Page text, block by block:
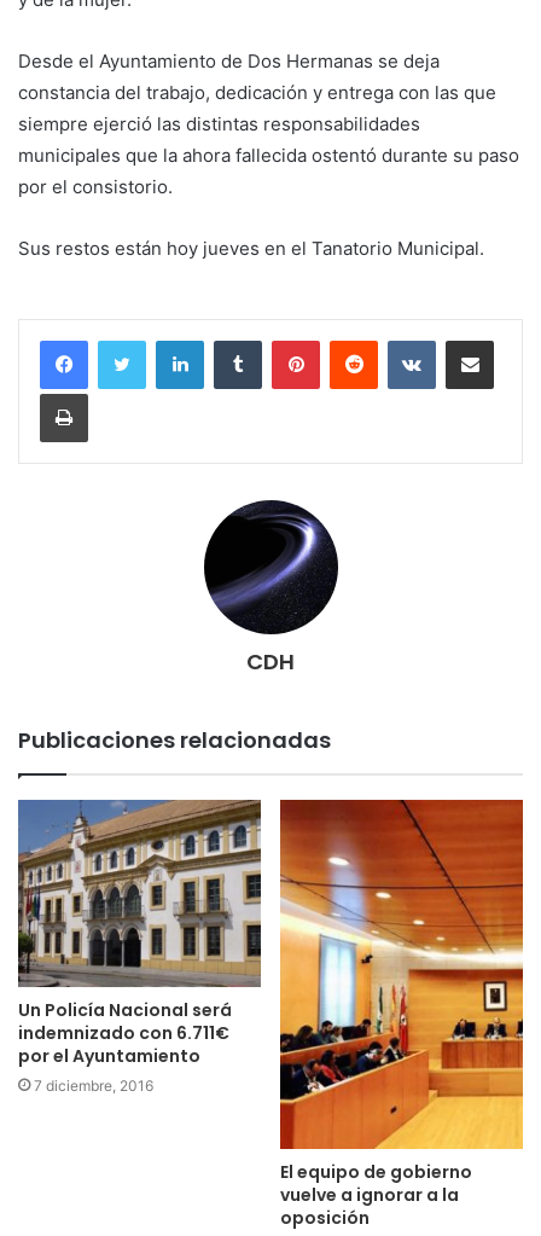
Desde el Ayuntamiento de Dos Hermanas se deja
constancia del trabajo, dedicación y entrega con las que
siempre ejerció las distintas responsabilidades
municipales que la ahora fallecida ostentó durante su paso
por el consistorio.
Sus restos están hoy jueves en el Tanatorio Municipal.
LinkedInTumblr PinterestReddit VKontakteCompartir por
Imprimir
CDH
Publicaciones relacionadas
Un Policía Nacional será
indemnizado con 6.711€
por el Ayuntamiento
7 diciembre, 2016
El equipo de gobierno
vuelve a ignorar a la
oposición